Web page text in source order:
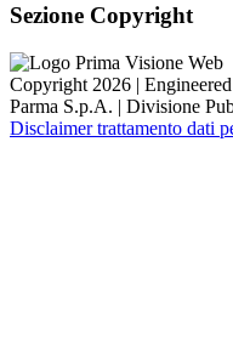
Sezione Copyright
Copyright 2026 |
Parma S.p.A. | Divisione
Disclaimer trattamento dati